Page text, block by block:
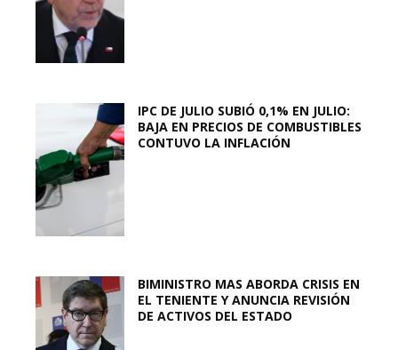
IPC DE JULIO SUBIÓ 0,1% EN JULIO:
BAJA EN PRECIOS DE COMBUSTIBLES
CONTUVO LA INFLACIÓN
BIMINISTRO MAS ABORDA CRISIS EN
EL TENIENTE Y ANUNCIA REVISIÓN
DE ACTIVOS DEL ESTADO